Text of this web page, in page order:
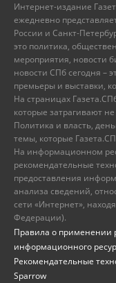
Интернет-издание
ежедневно
России и Санкт-
это политика,
мероприятия, новости
новости СПб сегодня –
премьеры и выставки,
На страницах
которые затрагивают
Политика и власть,
темы, которые
На информационном
рекомендательные
предоставления
анализа сведений,
сети «Интернет»,
Федерации).
Правила о применении
информационного
Рекомендательные
Sparrow